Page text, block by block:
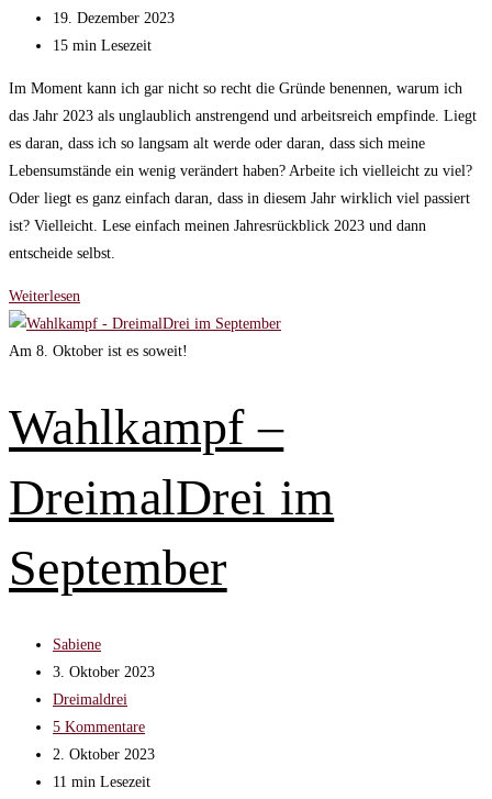
Kommentare:
Beitrag
zuletzt
19. Dezember 2023
Lesedauer:
15 min Lesezeit
Im Moment kann ich gar nicht so recht die Gründe benennen, warum ich
das Jahr 2023 als unglaublich anstrengend und arbeitsreich empfinde. Liegt
es daran, dass ich so langsam alt werde oder daran, dass sich meine
Lebensumstände ein wenig verändert haben? Arbeite ich vielleicht zu viel?
Oder liegt es ganz einfach daran, dass in diesem Jahr wirklich viel passiert
ist? Vielleicht. Lese einfach meinen Jahresrückblick 2023 und dann
entscheide selbst.
Weiterlesen
Jahresrückblick
2023
mit
Träne
im
Am 8. Oktober ist es soweit!
Wahlkampf –
DreimalDrei im
September
Beitrags-
Autor:
Sabiene
Beitrag
veröffentlicht:
3. Oktober 2023
Beitrags-
Kategorie:
Dreimaldrei
Beitrags-
Kommentare:
5 Kommentare
Beitrag
zuletzt
2. Oktober 2023
Lesedauer:
11 min Lesezeit